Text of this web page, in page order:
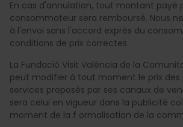
En cas d'annulation, tout montant payé
consommateur sera remboursé. Nous
à l'envoi sans l'accord exprès du
conditions de prix correctes.
La Fundació Visit València de la
peut modifier à tout moment le prix des
services proposés par ses canaux de
sera celui en vigueur dans la publicité
moment de la f ormalisation de la